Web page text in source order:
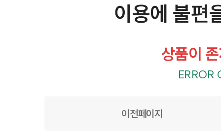
이용에 불편
상품이
ERROR
이전페이지